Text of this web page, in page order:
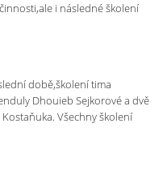
i následné školení
lidskostí,přesto
Akademie umožňuje.
době,školení tima
Dhouieb Sejkorové a dvě
Všechny školení